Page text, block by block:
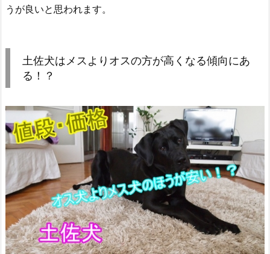
うが良いと思われます。
土佐犬はメスよりオスの方が高くなる傾向にあ
る！？